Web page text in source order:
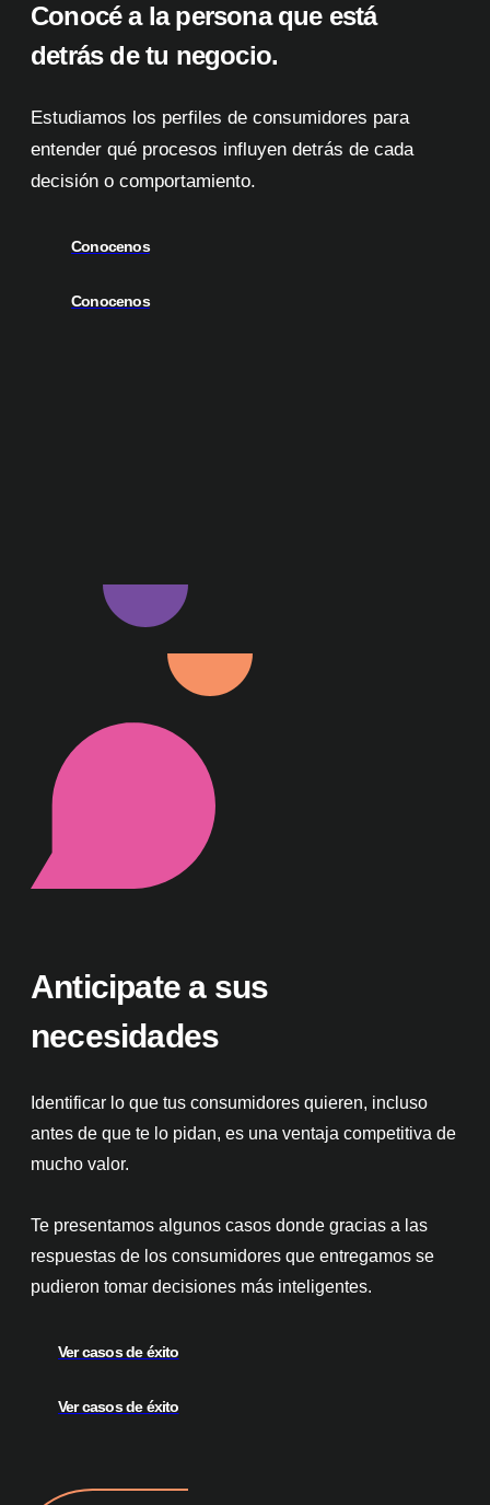
Conocé a la persona que está
detrás de tu negocio.
Estudiamos los perfiles de consumidores para
entender qué procesos influyen detrás de cada
decisión o comportamiento.
Conocenos
Conocenos
Anticipate a sus
necesidades
Identificar lo que tus consumidores quieren, incluso
antes de que te lo pidan, es una ventaja competitiva de
mucho valor.
Te presentamos algunos casos donde gracias a las
respuestas de los consumidores que entregamos se
pudieron tomar decisiones más inteligentes.
Ver casos de éxito
Ver casos de éxito